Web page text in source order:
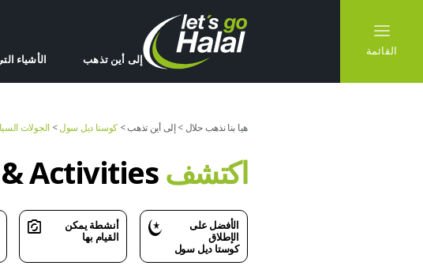
القائمة
إلى أين تذهب الأشياء
هيا بنا نذهب حلال >إلى أين تذهب> كوستا ديل سول>الجولات
اكتشفActivities
الأفضل على
الإطلاق
كوستا ديل سول
أنشطة يمكن
القيام بها